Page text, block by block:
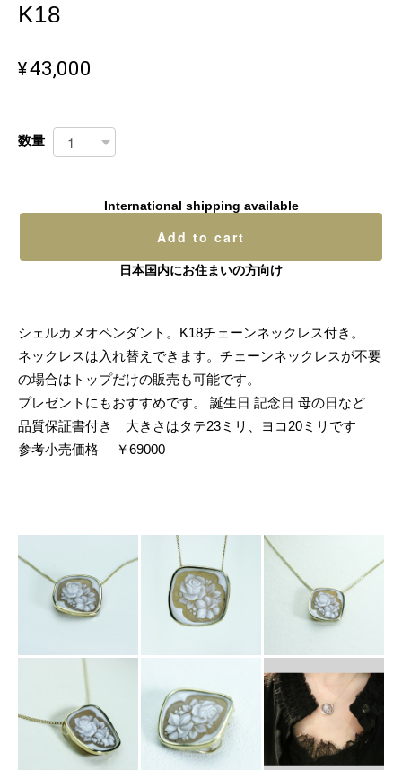
K18
¥43,000
数量
International shipping available
Add to cart
日本国内にお住まいの方向け
シェルカメオペンダント。K18チェーンネックレス付き。
ネックレスは入れ替えできます。チェーンネックレスが不要
の場合はトップだけの販売も可能です。
プレゼントにもおすすめです。 誕生日 記念日 母の日など
品質保証書付き 大きさはタテ23ミリ、ヨコ20ミリです
参考小売価格 ￥69000